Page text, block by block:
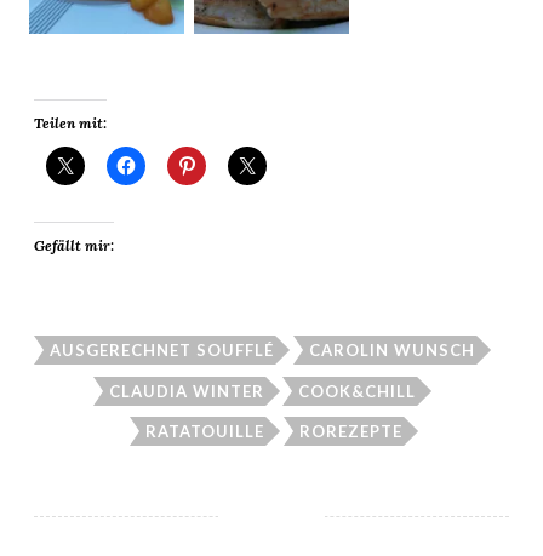
Teilen mit:
Gefällt mir:
AUSGERECHNET SOUFFLÉ CAROLIN WUNSCH
CLAUDIA WINTER COOK&CHILL
RATATOUILLE ROREZEPTE